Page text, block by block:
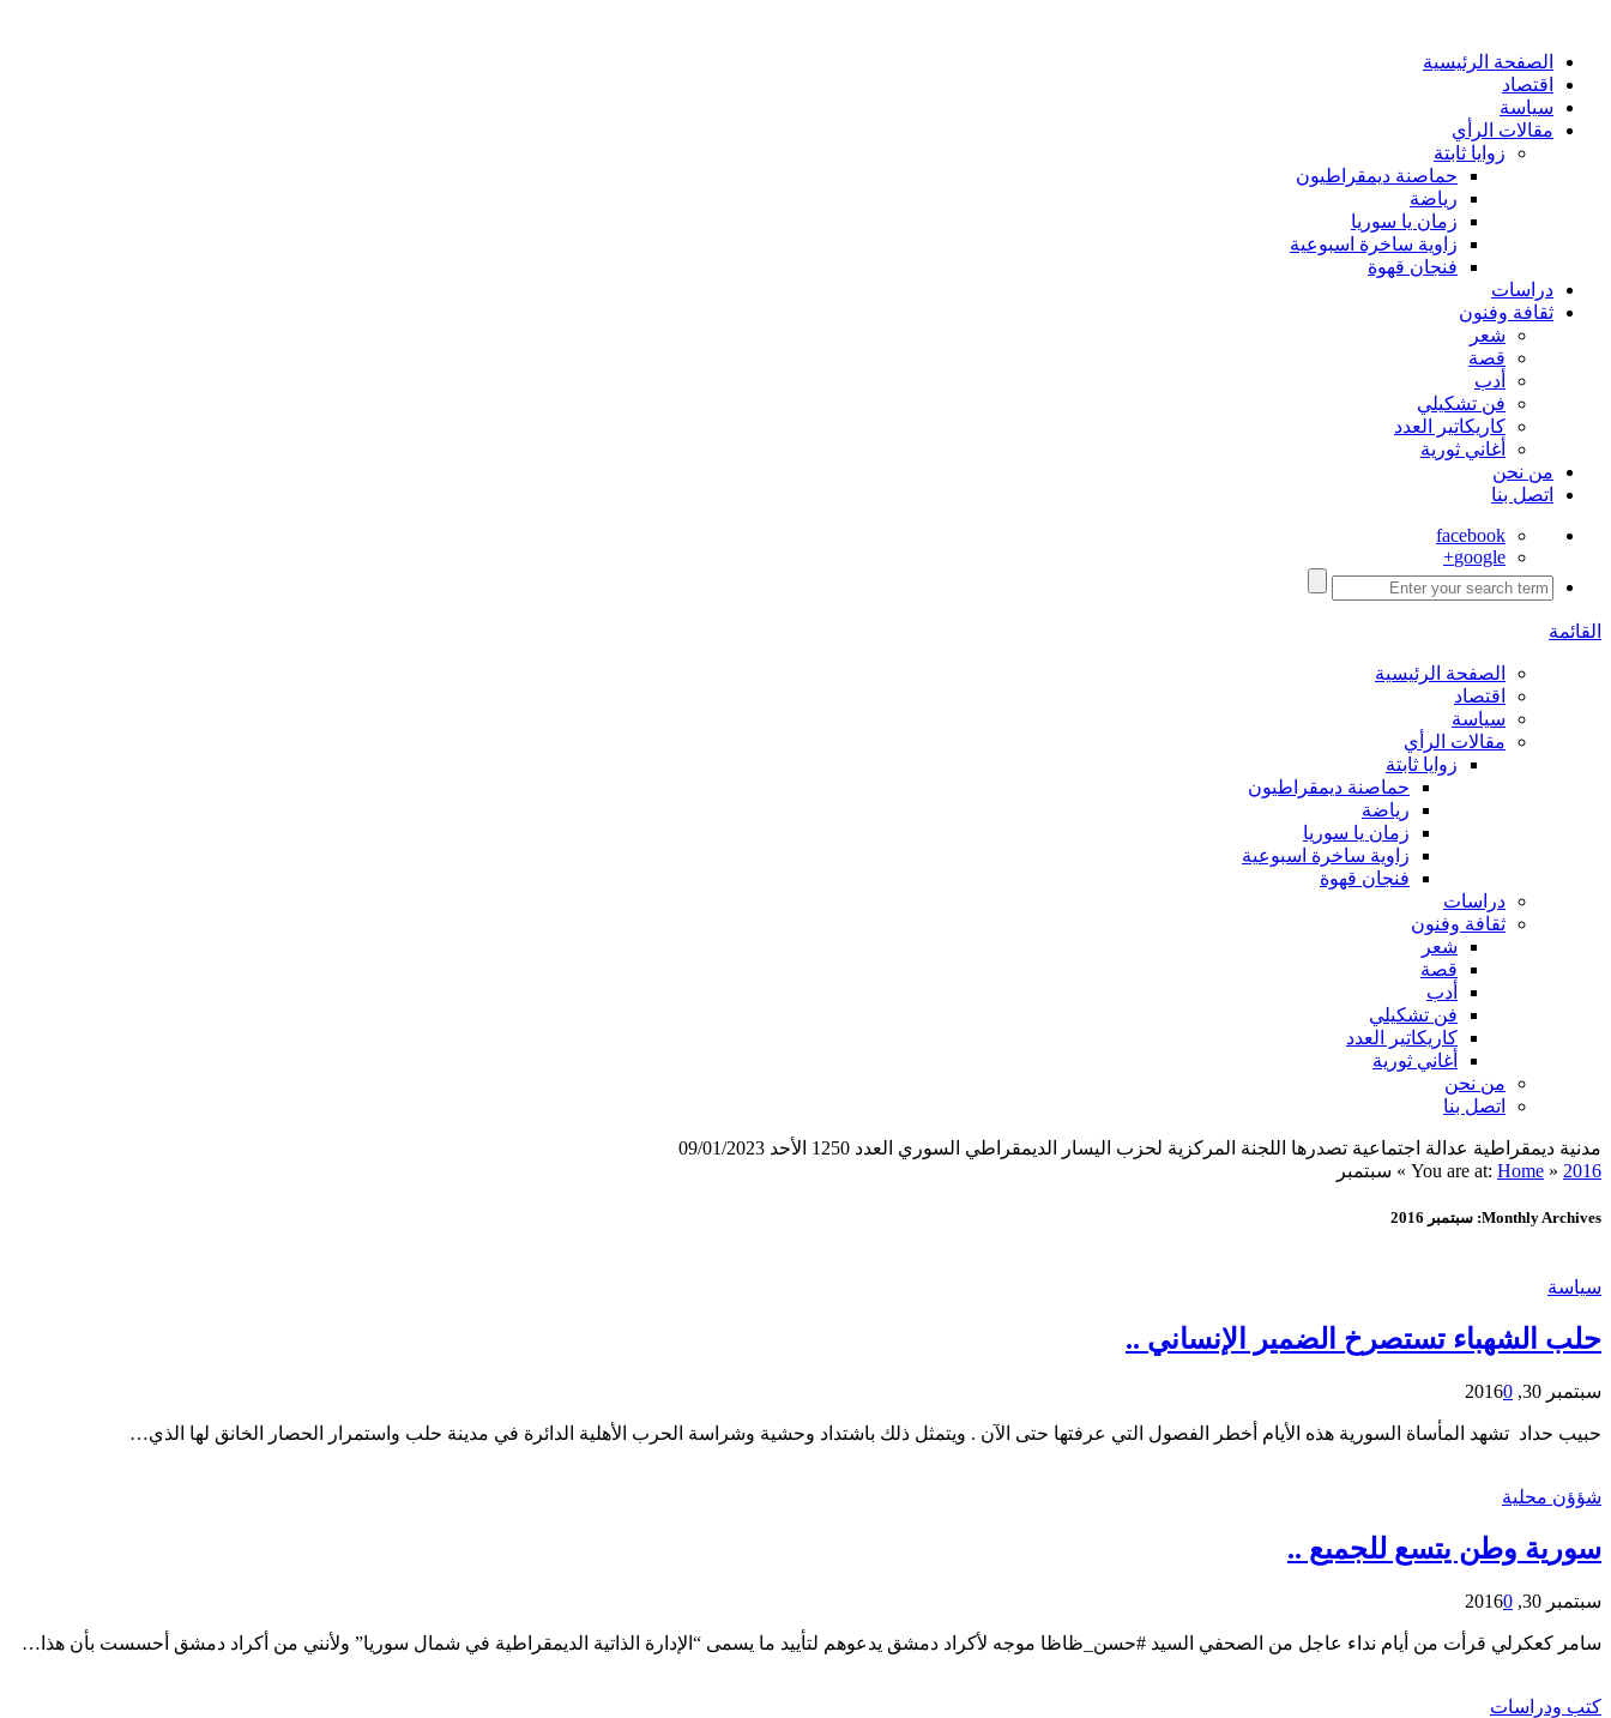
الصفحة الرئيسية
اقتصاد
سياسة
مقالات الرأي
زوايا ثابتة
حماصنة ديمقراطيون
رياضة
زمان يا سوريا
زاوية ساخرة اسبوعية
فنجان قهوة
دراسات
ثقافة وفنون
شعر
قصة
أدب
فن تشكيلي
كاريكاتير العدد
أغاني ثورية
من نحن
اتصل بنا
facebook
google+
القائمة
الصفحة الرئيسية
اقتصاد
سياسة
مقالات الرأي
زوايا ثابتة
حماصنة ديمقراطيون
رياضة
زمان يا سوريا
زاوية ساخرة اسبوعية
فنجان قهوة
دراسات
ثقافة وفنون
شعر
قصة
أدب
فن تشكيلي
كاريكاتير العدد
أغاني ثورية
من نحن
اتصل بنا
مدنية ديمقراطية عدالة اجتماعية تصدرها اللجنة المركزية لحزب اليسار الديمقراطي السوري العدد 1250 الأحد 09/01/2023
You are at: Home » 2016
» سبتمبر
Monthly Archives: سبتمبر 2016
سياسة
حلب الشهباء تستصرخ الضمير الإنساني ..
سبتمبر 30, 2016 0
حبيب حداد تشهد المأساة السورية هذه الأيام أخطر الفصول التي عرفتها حتى الآن . ويتمثل ذلك باشتداد وحشية وشراسة الحرب الأهلية الدائرة في مدينة حلب واستمرار الحصار الخانق لها الذي…
شؤؤن محلية
سورية وطن يتسع للجميع ..
سبتمبر 30, 2016 0
سامر كعكرلي قرأت من أيام نداء عاجل من الصحفي السيد #حسن_ظاظا موجه لأكراد دمشق يدعوهم لتأييد ما يسمى “الإدارة الذاتية الديمقراطية في شمال سوريا” ولأنني من أكراد دمشق أحسست بأن هذا…
كتب ودراسات